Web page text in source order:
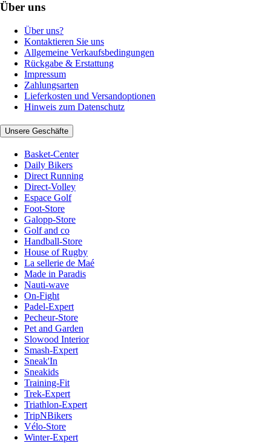
Über uns
Über uns?
Kontaktieren Sie uns
Allgemeine Verkaufsbedingungen
Rückgabe & Erstattung
Impressum
Zahlungsarten
Lieferkosten und Versandoptionen
Hinweis zum Datenschutz
Unsere Geschäfte
Basket-Center
Daily Bikers
Direct Running
Direct-Volley
Espace Golf
Foot-Store
Galopp-Store
Golf and co
Handball-Store
House of Rugby
La sellerie de Maé
Made in Paradis
Nauti-wave
On-Fight
Padel-Expert
Pecheur-Store
Pet and Garden
Slowood Interior
Smash-Expert
Sneak'In
Sneakids
Training-Fit
Trek-Expert
Triathlon-Expert
TripNBikers
Vélo-Store
Winter-Expert